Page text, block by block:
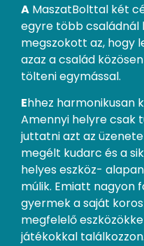
A MaszatBolttal két
egyre több családnál
megszokott az, hogy
azaz a család
tölteni egymással.
Ehhez harmonikusan
Amennyi helyre csak
juttatni azt az
megélt kudarc és a
helyes eszköz-
múlik. Emiatt nagyon
gyermek a saját
megfelelő
játékokkal találkozzon.